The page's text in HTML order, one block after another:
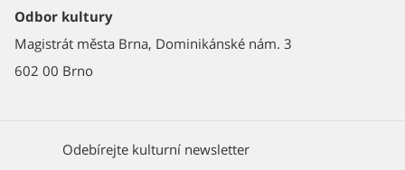
Odbor kultury
Magistrát města Brna, Dominikánské nám. 3
602 00 Brno
Odebírejte kulturní newsletter